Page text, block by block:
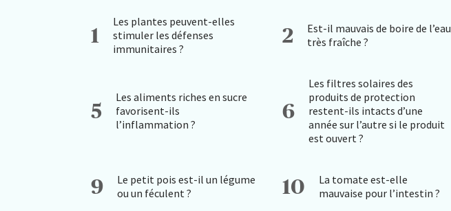
1
Les plantes peuvent-elles
stimuler les défenses
immunitaires ?
2
Est-il mauvais de boire de l’eau
très fraîche ?
5
Les aliments riches en sucre
favorisent-ils
l’inflammation ?
6
Les filtres solaires des
produits de protection
restent-ils intacts d’une
année sur l’autre si le produit
est ouvert ?
9
Le petit pois est-il un légume
ou un féculent ?
10
La tomate est-elle
mauvaise pour l’intestin ?